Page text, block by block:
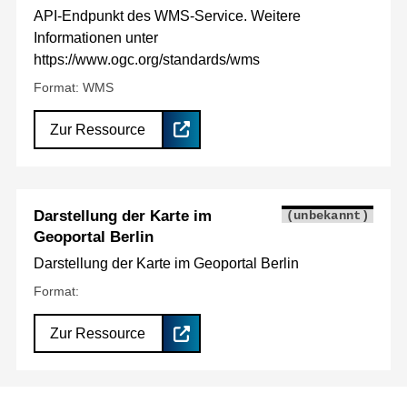
API-Endpunkt des WMS-Service. Weitere
Informationen unter
https://www.ogc.org/standards/wms
Format: WMS
Zur Ressource
Darstellung der Karte im
Geoportal Berlin
(unbekannt)
Darstellung der Karte im Geoportal Berlin
Format:
Zur Ressource